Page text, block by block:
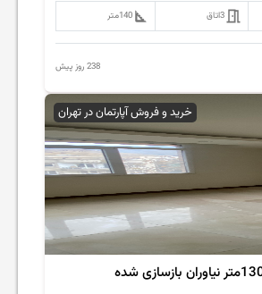
3اتاق 140متر
238 روز پیش
خرید و فروش آپارتمان در تهران